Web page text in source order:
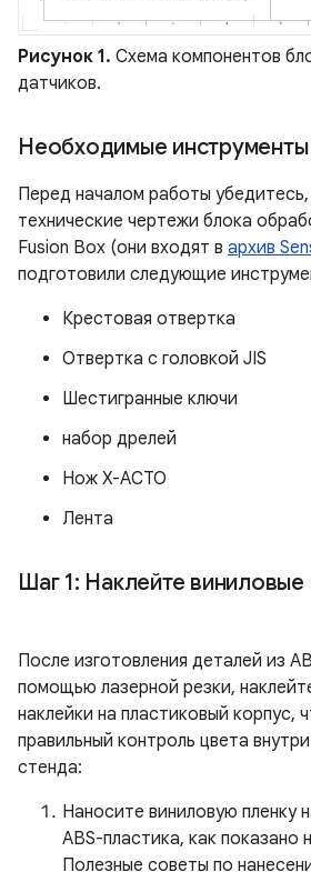
Рисунок 1. Схема компонентов
датчиков.
Необходимые инструменты
Перед началом работы убедитесь,
технические чертежи блока
Fusion Box (они входят в архив
подготовили следующие
Крестовая отвертка
Отвертка с головкой JIS
Шестигранные ключи
набор дрелей
Нож X-ACTO
Лента
Шаг 1: Наклейте виниловые
После изготовления деталей из
помощью лазерной резки,
наклейки на пластиковый корпус,
правильный контроль цвета
стенда:
Наносите виниловую пленку
ABS-пластика, как показано
Полезные советы по